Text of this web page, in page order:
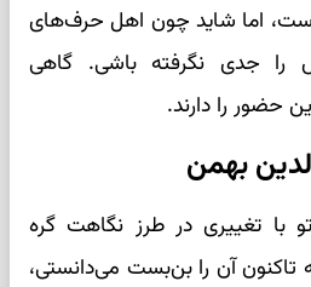
است، اما شاید چون اهل حرف‌های
جدی نگرفته باشی. گاهی
حضور را دارند.
بهمن
با تغییری در طرز نگاهت گره
آن را بن‌بست می‌دانستی،